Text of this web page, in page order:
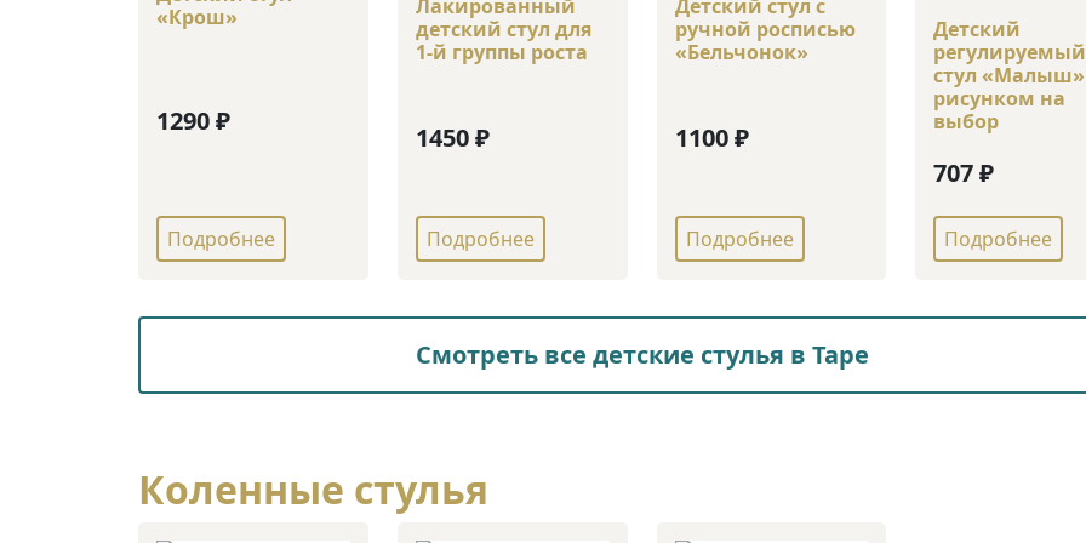
«Крош»
1290 ₽
Подробнее
Лакированный
детский стул для
1-й группы роста
1450 ₽
Подробнее
Детский стул с
ручной росписью
«Бельчонок»
1100 ₽
Подробнее
Детский
регулируемый
стул «Малыш»
рисунком на
выбор
707 ₽
Подробнее
Смотреть все детские стулья в Таре
Коленные стулья